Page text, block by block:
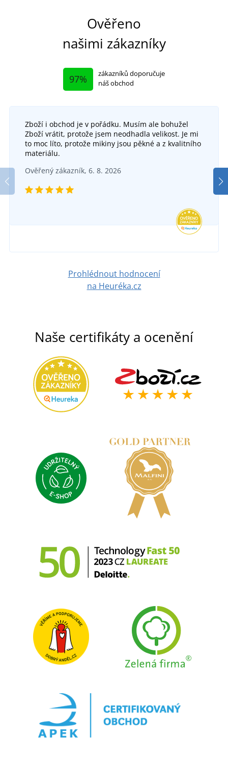
Ověřeno
našimi zákazníky
97%
zákazníků doporučuje
náš obchod
Zboží i obchod je v pořádku. Musím ale bohužel
Zboží vrátit, protože jsem neodhadla velikost. Je mi
to moc líto, protože mikiny jsou pěkné a z kvalitního
materiálu.
Ověřený zákazník, 6. 8. 2026
Prohlédnout hodnocení
na Heuréka.cz
Naše certifikáty a ocenění